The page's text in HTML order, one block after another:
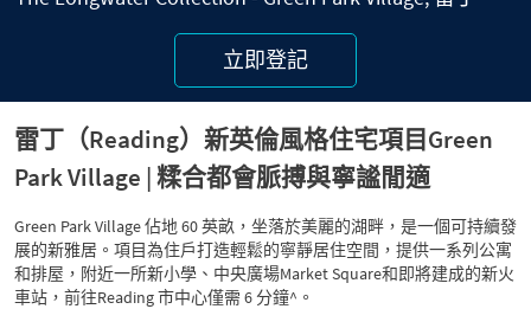
立即登記
雷丁（Reading）新英倫風格住宅項目Green
Park Village | 糅合都會脈搏與寧謐閒適
Green Park Village 佔地 60 英畝，坐落於美麗的湖畔，是一個可持續發
展的新雅居。項目為住戶打造輕鬆的寧靜居住空間，提供一系列公寓
和排屋，附近一所新小學、中央廣場Market Square和即將建成的新火
車站，前往Reading 市中心僅需 6 分鐘^。